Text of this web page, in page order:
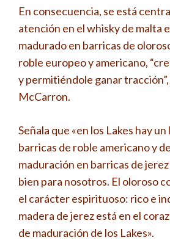
En consecuencia, se está
atención en el whisky de malta
madurado en barricas de
roble europeo y americano,
y permitiéndole ganar
McCarron.
Señala que «en los Lakes hay
barricas de roble americano y
maduración en barricas de
bien para nosotros. El oloroso
el carácter espirituoso: rico e
madera de jerez está en el
de maduración de los Lakes».